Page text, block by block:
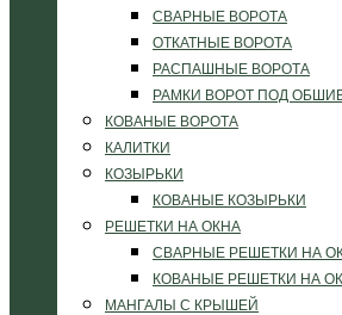
СВАРНЫЕ ВОРОТА
ОТКАТНЫЕ ВОРОТА
РАСПАШНЫЕ ВОРОТА
РАМКИ ВОРОТ ПОД
КОВАНЫЕ ВОРОТА
КАЛИТКИ
КОЗЫРЬКИ
КОВАНЫЕ КОЗЫРЬКИ
РЕШЕТКИ НА ОКНА
СВАРНЫЕ РЕШЕТКИ НА
КОВАНЫЕ РЕШЕТКИ НА
МАНГАЛЫ С КРЫШЕЙ